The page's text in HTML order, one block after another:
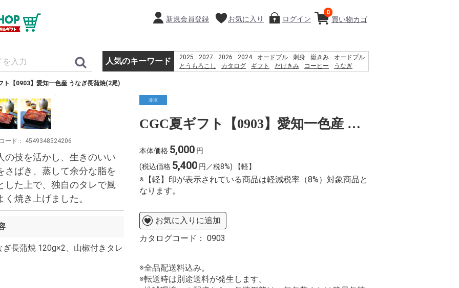
買い物カゴ
0
新規会員登録 お気に入り ログイン
人気のキーワード 2025 2027 2026 2024 オードブル 刺身 嶽きみ
オードブル
とうもろこし
カタログ ギフト だけきみ コーヒー
うなぎ
%D8%AF%D8%A7%D8%B1%D8%AF%D8%9F
ト【0903】愛知一色産 うなぎ長蒲焼(2尾)
冷凍
CGC夏ギフト【0903】愛知一色産 うなぎ長蒲焼(2尾)
本体価格 5,000円
(税込価格 5,400円／税8%) 【軽】
※【軽】印が表示されている商品は軽減税率（8%）対象商品と
なります。
お気に入りに追加
カタログコード： 0903
※全品配送料込み。
※転送時は別途送料が発生します。
ード： 4549348524206
の技を活かし、生きのいい
さばき、蒸して余分な脂を
した上で、独自のタレで風
く焼き上げました。
ぎ長蒲焼 120g×2、山椒付きタレ